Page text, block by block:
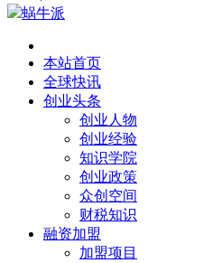
蜗牛派
本站首页
全球快讯
创业头条
创业人物
创业经验
知识学院
创业政策
众创空间
财税知识
融资加盟
加盟项目